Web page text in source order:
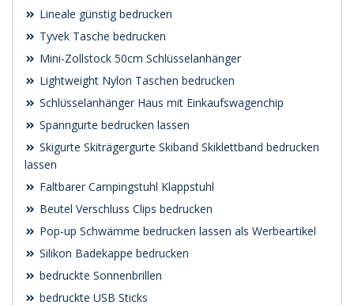
Lineale günstig bedrucken
Tyvek Tasche bedrucken
Mini-Zollstock 50cm Schlüsselanhänger
Lightweight Nylon Taschen bedrucken
Schlüsselanhänger Haus mit Einkaufswagenchip
Spanngurte bedrucken lassen
Skigurte Skiträgergurte Skiband Skiklettband bedrucken
lassen
Faltbarer Campingstuhl Klappstuhl
Beutel Verschluss Clips bedrucken
Pop-up Schwämme bedrucken lassen als Werbeartikel
Silikon Badekappe bedrucken
bedruckte Sonnenbrillen
bedruckte USB Sticks